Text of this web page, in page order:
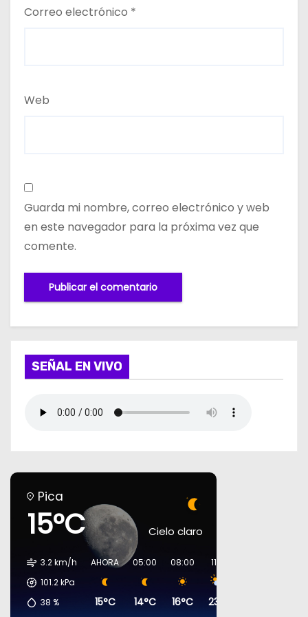
Correo electrónico *
Web
Guarda mi nombre, correo electrónico y web
en este navegador para la próxima vez que
comente.
SEÑAL EN VIVO
Pica
15°C Cielo claro
3.2 km/h
101.2kPa
38 %
AHORA
15°C
05:00
14°C
08:00
16°C
11:00
23°C